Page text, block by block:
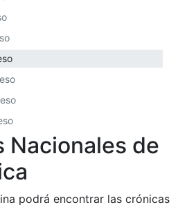
Nacionales de
podrá encontrar las crónicas